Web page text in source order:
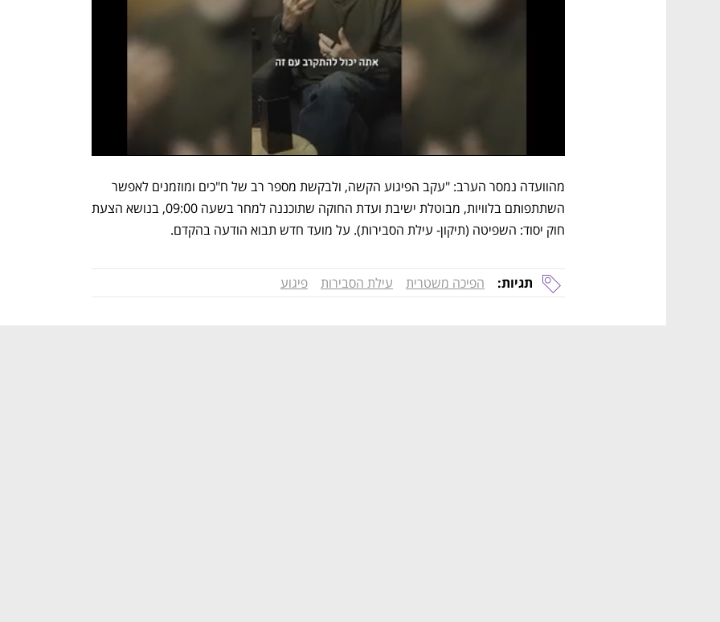
חוק יסוד: השפיטה (תיקון- עילת הסבירות). על מועד חדש תבוא הודעה בהקדם.
תגיות: הפיכה משטרית עילת הסבירות פיגוע